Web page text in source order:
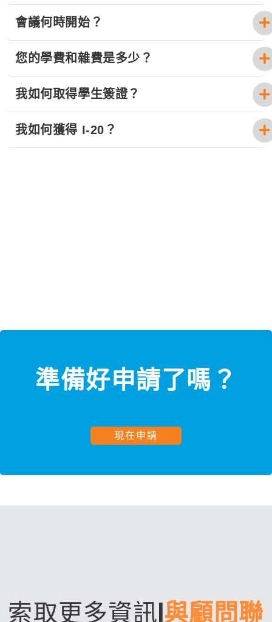
會議何時開始？
您的學費和雜費是多少？
我如何取得學生簽證？
我如何獲得 I-20？
準備好申請了嗎？
現在申請
索取更多資訊|與顧問聯